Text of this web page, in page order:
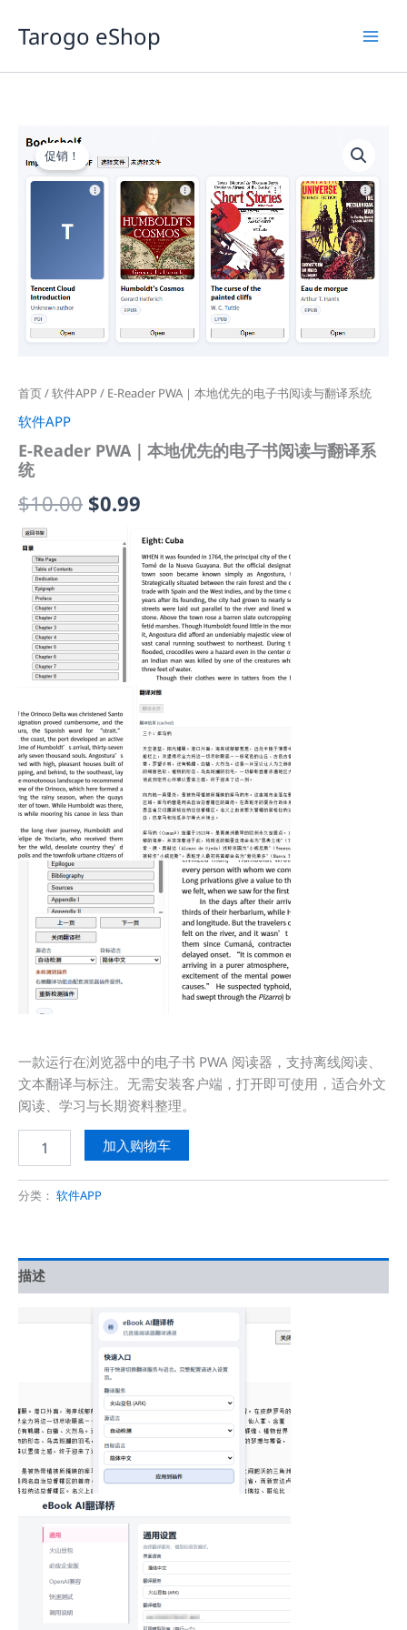
容
Tarogo eShop
促销！
首页/软件APP / E-Reader PWA｜本地优先的电子书阅读与翻译系统
软件APP
E-Reader PWA｜本地优先的电子书阅读与翻译系
统
$10.00 原
为：
$10.00。
$0.99
前
价
格
为：
$0.99。
一款运行在浏览器中的电子书 PWA 阅读器，支持离线阅读、
文本翻译与标注。无需安装客户端，打开即可使用，适合外文
阅读、学习与长期资料整理。
Reader
｜
先
的
子
翻
译
系
统
数
加入购物车
分类： 软件APP
描述